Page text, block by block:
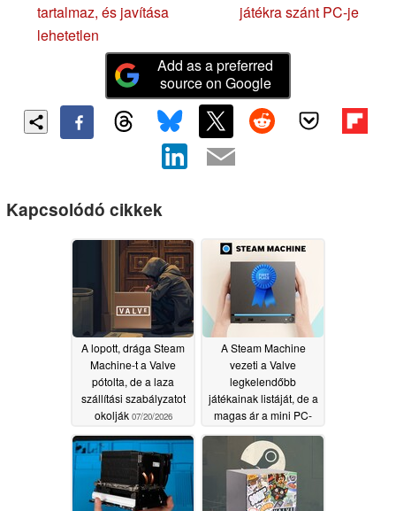
tartalmaz, és javítása
lehetetlen
játékra szánt PC-je
Add as a preferred
source on Google
Kapcsolódó cikkek
A lopott, drága Steam
Machine-t a Valve
pótolta, de a laza
szállítási szabályzatot
okolják 07/20/2026
A Steam Machine
vezeti a Valve
legkelendőbb
játékainak listáját, de a
magas ár a mini PC-
nek kedvez07/03/2026